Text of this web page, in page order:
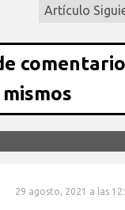
Artículo
29 agosto, 2021 a las